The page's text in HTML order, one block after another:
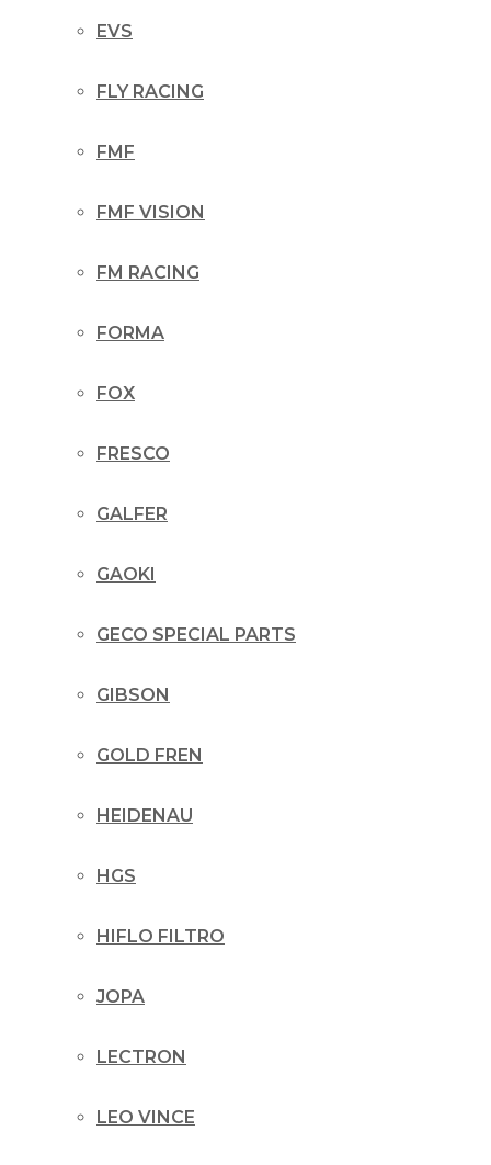
EVS
FLY RACING
FMF
FMF VISION
FM RACING
FORMA
FOX
FRESCO
GALFER
GAOKI
GECO SPECIAL PARTS
GIBSON
GOLD FREN
HEIDENAU
HGS
HIFLO FILTRO
JOPA
LECTRON
LEO VINCE